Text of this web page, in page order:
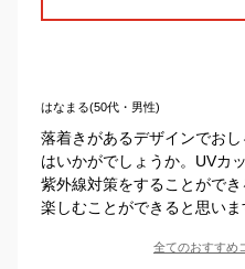
はなまる(50代・男性)
落着きがあるデザインでお
はいかがでしょうか。UVカ
紫外線対策をすることがで
楽しむことができると思いま
全てのおすすめ